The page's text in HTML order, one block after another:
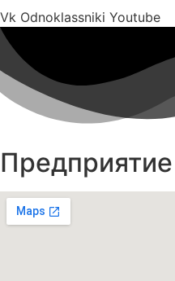
Vk Odnoklassniki Youtube